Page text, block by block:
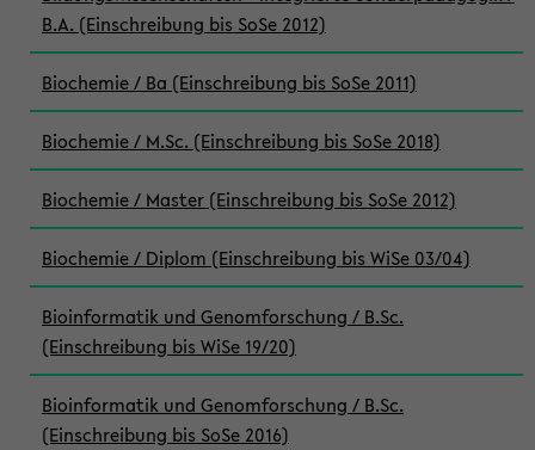
B.A. (Einschreibung bis SoSe 2012)
Biochemie / Ba (Einschreibung bis SoSe 2011)
Biochemie / M.Sc. (Einschreibung bis SoSe 2018)
Biochemie / Master (Einschreibung bis SoSe 2012)
Biochemie / Diplom (Einschreibung bis WiSe 03/04)
Bioinformatik und Genomforschung / B.Sc.
(Einschreibung bis WiSe 19/20)
Bioinformatik und Genomforschung / B.Sc.
(Einschreibung bis SoSe 2016)